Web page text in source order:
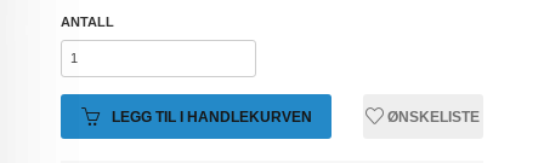
ANTALL
LEGG TIL I HANDLEKURVEN ØNSKELISTE